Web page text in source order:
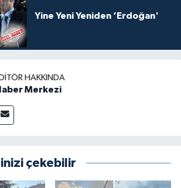
Yine Yeni Yeniden ‘Erdoğan'
HAKKINDA
Merkezi
çekebilir